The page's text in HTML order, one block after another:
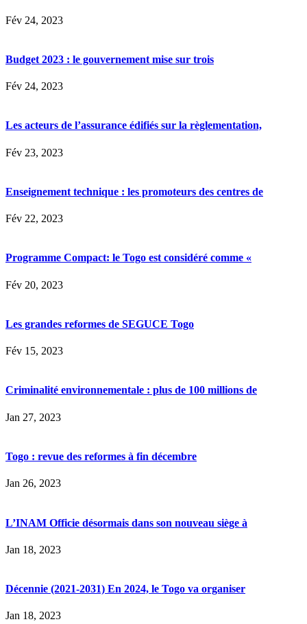
Fév 24, 2023
Budget 2023 : le gouvernement mise sur trois
Fév 24, 2023
Les acteurs de l’assurance édifiés sur la règlementation,
Fév 23, 2023
Enseignement technique : les promoteurs des centres de
Fév 22, 2023
Programme Compact: le Togo est considéré comme «
Fév 20, 2023
Les grandes reformes de SEGUCE Togo
Fév 15, 2023
Criminalité environnementale : plus de 100 millions de
Jan 27, 2023
Togo : revue des reformes à fin décembre
Jan 26, 2023
L’INAM Officie désormais dans son nouveau siège à
Jan 18, 2023
Décennie (2021-2031) En 2024, le Togo va organiser
Jan 18, 2023